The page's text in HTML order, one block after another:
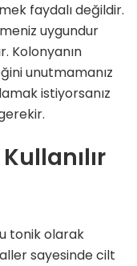
faydalı değildir.
uygundur
Kolonyanın
unutmamanız
istiyorsanız
tonik olarak
sayesinde cilt